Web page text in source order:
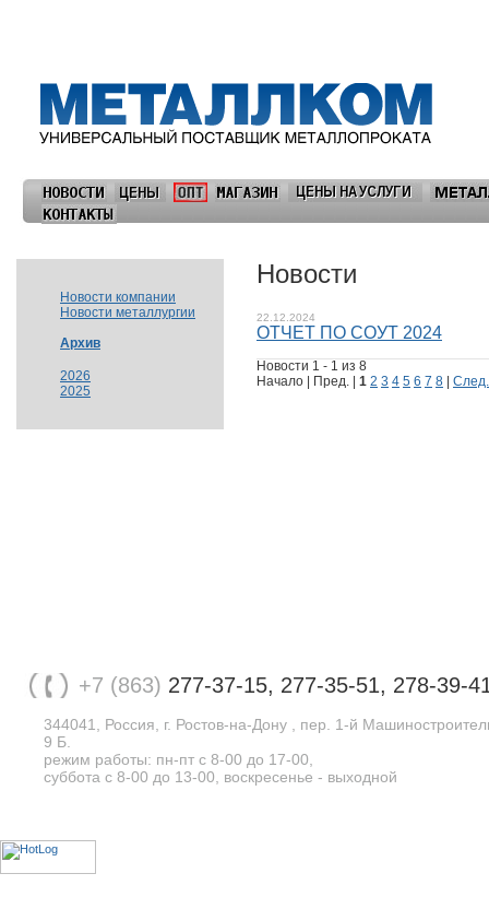
Новости компании
Новости металлургии
Архив
2026
2025
Новости
22.12.2024
ОТЧЕТ ПО СОУТ 2024
Новости 1 - 1 из 8
Начало | Пред. | 1 2 3 4 5 6 7 8 След.
+7 (863) 277-37-15, 277-35-51, 278-39-
344041, Россия, г. Ростов-на-Дону , пер. 1-й
9 Б.
режим работы: пн-пт с 8-00 до 17-00,
суббота с 8-00 до 13-00, воскресенье - выходной